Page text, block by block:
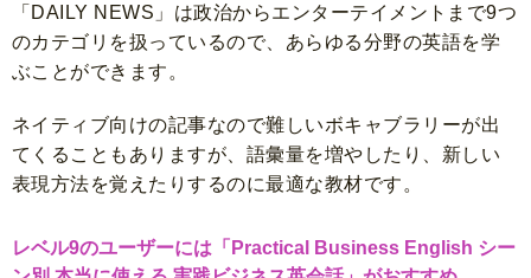
「DAILY NEWS」は政治からエンターテイメントまで9つ
のカテゴリを扱っているので、あらゆる分野の英語を学
ぶことができます。
ネイティブ向けの記事なので難しいボキャブラリーが出
てくることもありますが、語彙量を増やしたり、新しい
表現方法を覚えたりするのに最適な教材です。
レベル9のユーザーには「Practical Business English シー